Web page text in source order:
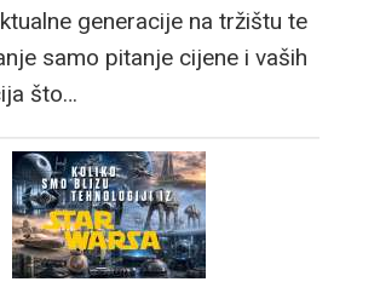
generacije na tržištu te
samo pitanje cijene i vaših
što…